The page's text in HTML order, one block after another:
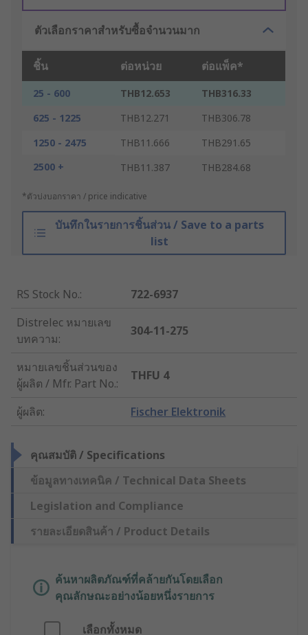
ตัวเลือกราคาสำหรับซื้อจำนวนมาก
ชิ้น ต่อหน่วย ต่อแพ็ค*
25 - 600 THB12.653
THB316.33
625 - 1225
THB12.271
THB306.78
1250 - 2475
THB11.666
THB291.65
2500 +
THB11.387 THB284.68
*ตัวบ่งบอกราคา / price indicative
บันทึกในรายการชิ้นส่วน / Save to a parts
list
RS Stock No.:
722-6937
Distrelec หมายเลข
บทความ:
304-11-275
หมายเลขชิ้นส่วนของ
ผู้ผลิต / Mfr. Part No.:
THFU 4
ผู้ผลิต: Fischer Elektronik
คุณสมบัติ / Specifications
ข้อมูลทางเทคนิค / Technical Data Sheets
Legislation and Compliance
รายละเอียดสินค้า / Product Details
ค้นหาผลิตภัณฑ์ที่คล้ายกันโดยเลือก
คุณลักษณะอย่างน้อยหนึ่งรายการ
เลือกทั้งหมด